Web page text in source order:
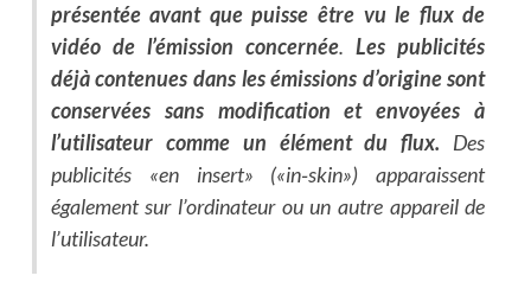
présentée avant que puisse être vu le flux de
vidéo de l’émission concernée.Les publicités
déjà contenues dans les émissions d’origine sont
conservées sans modification et envoyées à
l’utilisateur comme un élément du flux. Des
publicités «en insert» («in‑skin») apparaissent
également sur l’ordinateur ou un autre appareil de
l’utilisateur.